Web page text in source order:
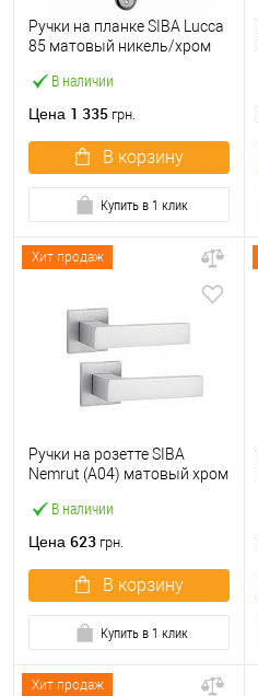
В наличии
Ручки на планке SIBA Lucca
85 матовый никель/хром
Цена 1 335 грн.
В корзину
Купить в 1 клик
Хит продаж
В наличии
Ручки на розетте SIBA
Nemrut (А04) матовый хром
Цена 623 грн.
В корзину
Купить в 1 клик
Хит продаж